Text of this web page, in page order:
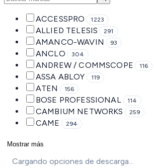
ACCESSPRO 1223
ALLIED TELESIS 291
AMANCO-WAVIN 93
ANCLO 304
ANDREW / COMMSCOPE 116
ASSA ABLOY 119
ATEN 156
BOSE PROFESSIONAL 114
CAMBIUM NETWORKS 259
CAME 294
Mostrar más
Cargando opciones de descarga...